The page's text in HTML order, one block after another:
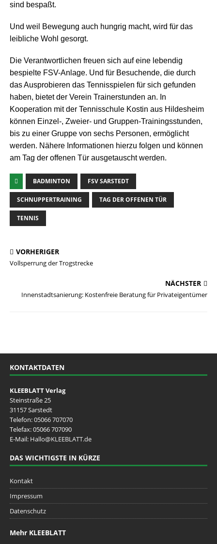
sind bespaßt.
Und weil Bewegung auch hungrig macht, wird für das
leibliche Wohl gesorgt.
Die Verantwortlichen freuen sich auf eine lebendig
bespielte FSV-Anlage. Und für Besuchende, die durch
das Ausprobieren das Tennisspielen für sich gefunden
haben, bietet der Verein Trainerstunden an. In
Kooperation mit der Tennisschule Kostin aus Hildesheim
können Einzel-, Zweier- und Gruppen-Trainingsstunden,
bis zu einer Gruppe von sechs Personen, ermöglicht
werden. Nähere Informationen hierzu folgen und können
am Tag der offenen Tür ausgetauscht werden.
BADMINTON FSV SARSTEDT
SCHNUPPERTRAINING TAG DER OFFENEN TÜR
TENNIS
VORHERIGER
Vollsperrung der Trogstrecke
NÄCHSTER
Innenstadtsanierung: Kostenfreie Beratung für Privateigentümer
KONTAKTDATEN
KLEEBLATT Verlag
Steinstraße 25
31157 Sarstedt
Telefon:05066 707070
Telefax: 05066 707090
E-Mail: Hallo@KLEEBLATT.de
DAS WICHTIGSTE IN KÜRZE
Kontakt
Impressum
Datenschutz
Mehr KLEEBLATT